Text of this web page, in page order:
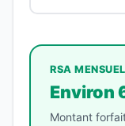
RSA
Environ
Montant